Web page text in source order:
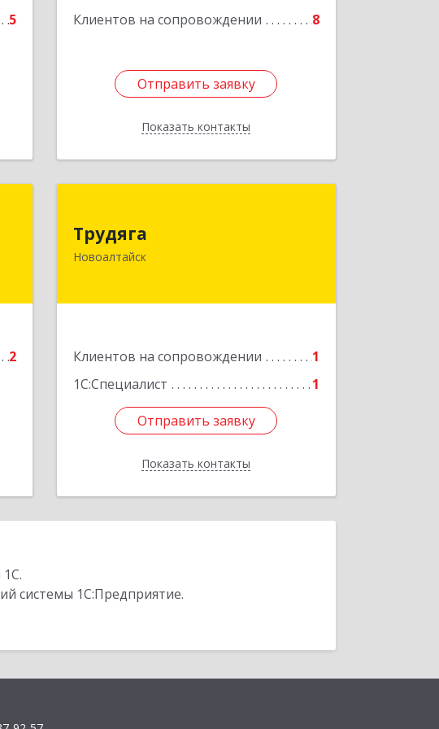
5 Клиентов на сопровождении 8
Отправить заявку
Показать контакты
Подробнее
Отправить заявку
Назад
2
Трудяга
Новоалтайск
Клиентов на сопровождении
1
1С:Специалист
1
Отправить заявку
Показать контакты
658080, Алтайский край, Новоалтайск
г, Прудская ул, дом № 10-21
Подробнее
Отправить заявку
Назад
системы 1С:Предприятие.